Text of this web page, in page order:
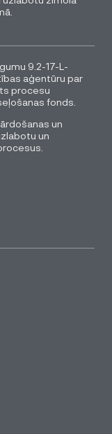
9.2-17-L-
aģentūru par
procesu
fonds.
un
un